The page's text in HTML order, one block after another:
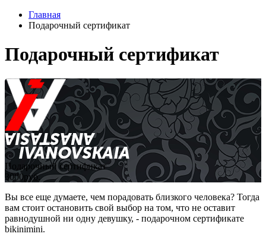
Главная
Подарочный сертификат
Подарочный сертификат
Подарочный сертификат
3000 руб.
Вы все еще думаете, чем порадовать близкого человека? Тогда
вам стоит остановить свой выбор на том, что не оставит
равнодушной ни одну девушку, - подарочном сертификате
bikinimini.